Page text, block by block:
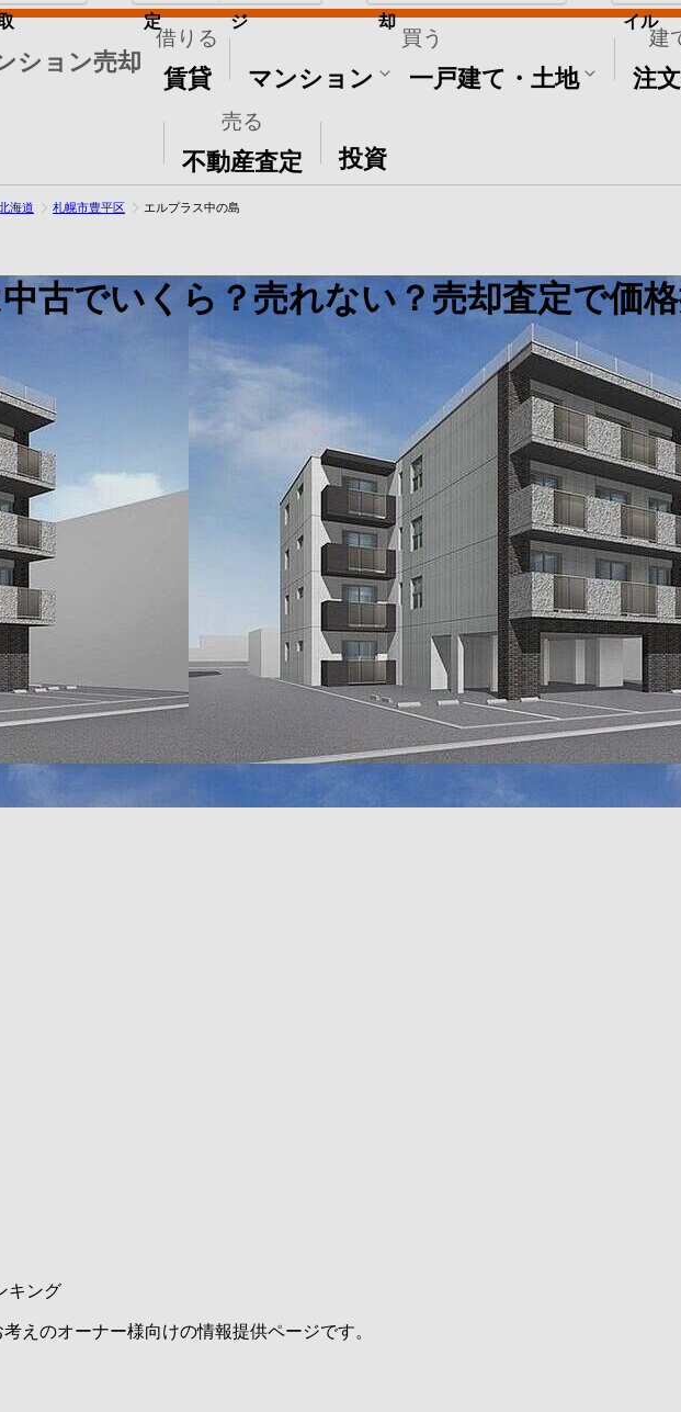
ション売却
借りる
賃貸
買う
マンション 一戸建て・土地
建
注
売る
不動産査定
その他
投資
定 ジ 却 イル
海道 札幌市豊平区 エルプラス中の島
古でいくら？売れない？売却査定で価
キング
えのオーナー様向けの情報提供ページです。